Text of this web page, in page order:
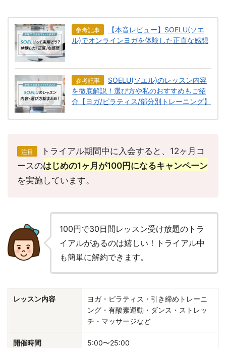
参考記事
【本音レビュー】SOELU(ソエ
ル)でオンラインヨガを体験した正直な感想
参考記事
SOELU(ソエル)のレッスン内容
を徹底解説！選び方や私のおすすめもご紹
介【ヨガ/ピラティス/部分別トレーニング】
注目
トライアル期間中に入会すると、12ヶ月コ
ースのはじめの1ヶ月が100円になるキャンペーン
を実施しています。
100円で30日間レッスン受け放題のトラ
イアルがあるのは嬉しい！トライアル中
も簡単に解約できます。
レッスン内容
ヨガ・ピラティス・引き締めトレーニ
ング・有酸素運動・ダンス・ストレッ
チ・マッサージなど
開催時間 5:00〜25:00